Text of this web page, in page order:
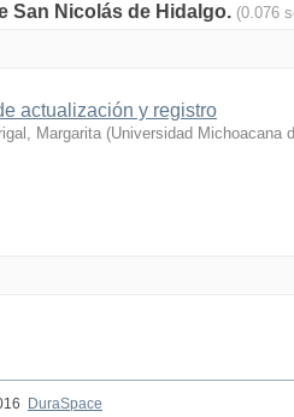
San Nicolás de Hidalgo. (0.076
actualización y registro
Margarita (Universidad Michoacana
DuraSpace